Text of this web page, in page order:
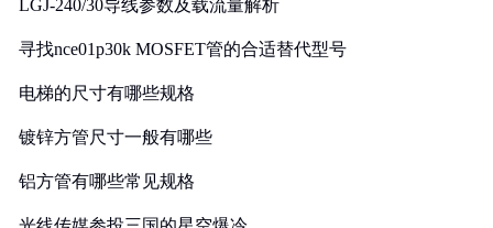
LGJ-240/30导线参数及载流量解析
寻找nce01p30k MOSFET管的合适替代型号
电梯的尺寸有哪些规格
镀锌方管尺寸一般有哪些
铝方管有哪些常见规格